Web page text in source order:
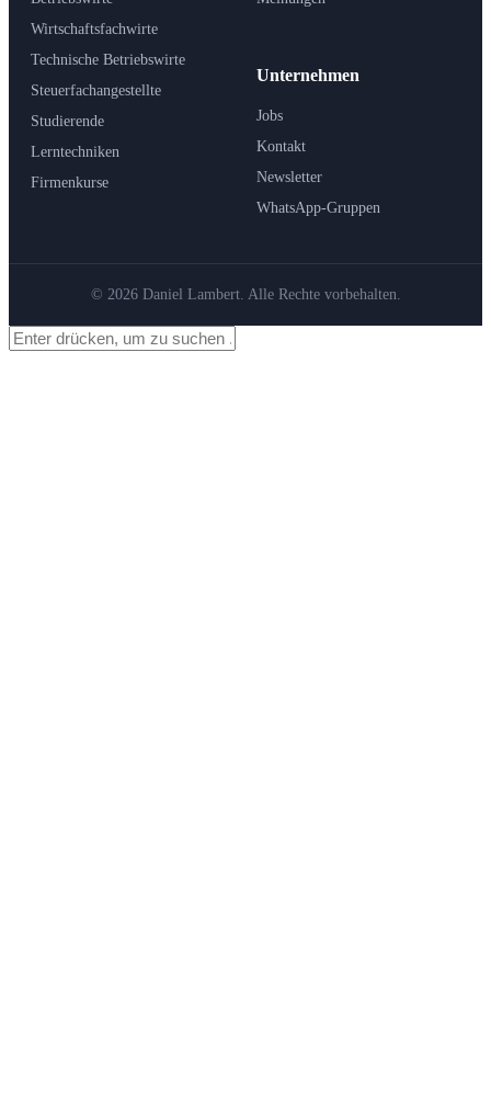
Wirtschaftsfachwirte
Technische Betriebswirte
Steuerfachangestellte
Studierende
Lerntechniken
Firmenkurse
Unternehmen
Jobs
Kontakt
Newsletter
WhatsApp-Gruppen
© 2026 Daniel Lambert. Alle Rechte vorbehalten.